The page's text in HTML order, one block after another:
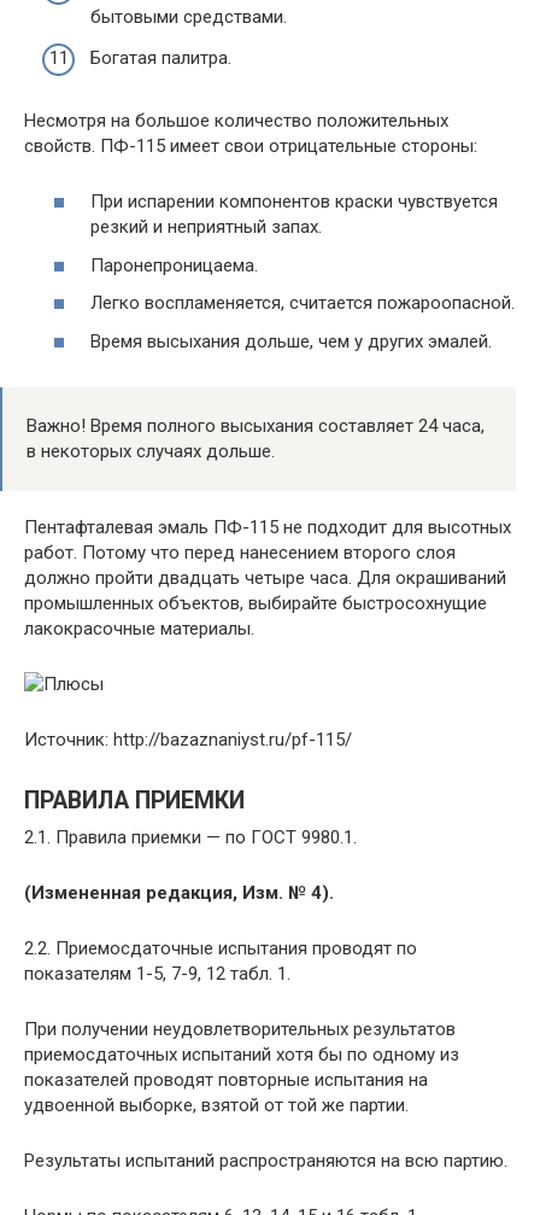
бытовыми средствами.
Богатая палитра.
Несмотря на большое количество положительных
свойств. ПФ-115 имеет свои отрицательные стороны:
При испарении компонентов краски чувствуется
резкий и неприятный запах.
Паронепроницаема.
Легко воспламеняется, считается пожароопасной.
Время высыхания дольше, чем у других эмалей.
Важно! Время полного высыхания составляет 24 часа,
в некоторых случаях дольше.
Пентафталевая эмаль ПФ-115 не подходит для высотных
работ. Потому что перед нанесением второго слоя
должно пройти двадцать четыре часа. Для окрашиваний
промышленных объектов, выбирайте быстросохнущие
лакокрасочные материалы.
Источник: http://bazaznaniyst.ru/pf-115/
ПРАВИЛА ПРИЕМКИ
2.1. Правила приемки — по ГОСТ 9980.1.
(Измененная редакция, Изм. № 4).
2.2. Приемосдаточные испытания проводят по
показателям 1-5, 7-9, 12 табл. 1.
При получении неудовлетворительных результатов
приемосдаточных испытаний хотя бы по одному из
показателей проводят повторные испытания на
удвоенной выборке, взятой от той же партии.
Результаты испытаний распространяются на всю партию.